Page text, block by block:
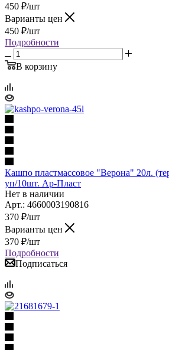
450 ₽/шт
Варианты цен
450 ₽/шт
Подробности
В корзину
Кашпо пластмассовое "Верона" 20л.
уп/10шт. Ар-Пласт
Нет в наличии
Арт.: 4660003190816
370 ₽/шт
Варианты цен
370 ₽/шт
Подробности
Подписаться